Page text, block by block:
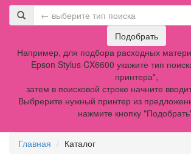
Подобрать
Например, для подбора расходных
Epson Stylus CX6600 укажите тип
принтера",
затем в поисковой строке начните
Выбрерите нужный принтер из
нажмите кнопку
Главная Каталог